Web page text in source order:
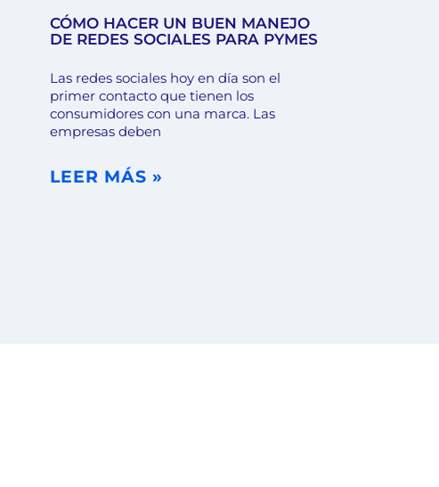
CÓMO HACER UN BUEN MANEJO
DE REDES SOCIALES PARA PYMES
Las redes sociales hoy en día son el
primer contacto que tienen los
consumidores con una marca. Las
empresas deben
LEER MÁS »